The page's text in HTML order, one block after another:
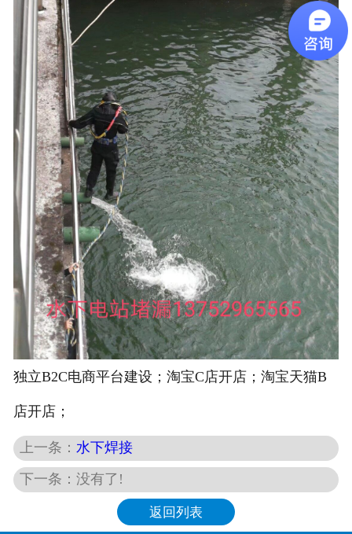
独立B2C电商平台建设；淘宝C店开店；淘宝天猫B
店开店；
上一条： 水下焊接
下一条：没有了!
返回列表